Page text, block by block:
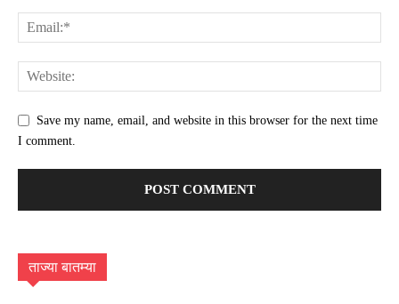
Save my name, email, and website in this browser for the next time
I comment.
ताज्या बातम्या